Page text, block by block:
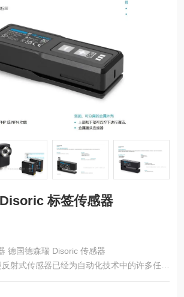
标签传感器
德国德森瑞 Disoric 传感器
射式传感器已经为自动化技术中的许多任务
和功能原理。这些产品适用于快速、安全的